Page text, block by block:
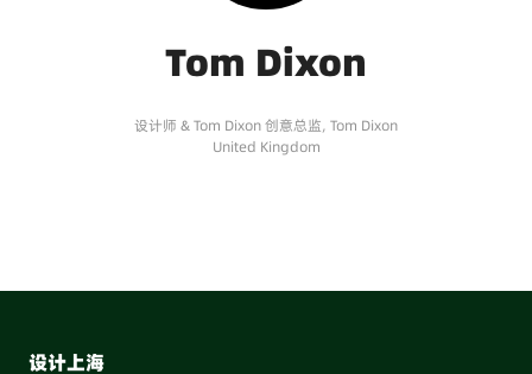
Tom Dixon
设计师 & Tom Dixon 创意总监, Tom Dixon
United Kingdom
设计上海